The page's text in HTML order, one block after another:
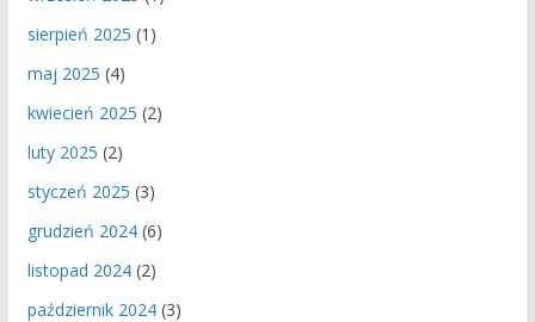
sierpień 2025 (1)
maj 2025 (4)
kwiecień 2025 (2)
luty 2025 (2)
styczeń 2025 (3)
grudzień 2024(6)
listopad 2024(2)
październik 2024(3)